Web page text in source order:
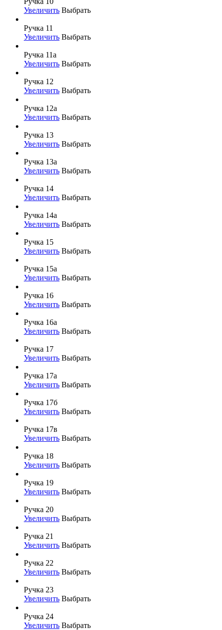
Увеличить Выбрать
Ручка 11
Увеличить Выбрать
Ручка 11а
Увеличить Выбрать
Ручка 12
Увеличить Выбрать
Ручка 12а
Увеличить Выбрать
Ручка 13
Увеличить Выбрать
Ручка 13а
Увеличить Выбрать
Ручка 14
Увеличить Выбрать
Ручка 14а
Увеличить Выбрать
Ручка 15
Увеличить Выбрать
Ручка 15а
Увеличить Выбрать
Ручка 16
Увеличить Выбрать
Ручка 16а
Увеличить Выбрать
Ручка 17
Увеличить Выбрать
Ручка 17а
Увеличить Выбрать
Ручка 17б
Увеличить Выбрать
Ручка 17в
Увеличить Выбрать
Ручка 18
Увеличить Выбрать
Ручка 19
Увеличить Выбрать
Ручка 20
Увеличить Выбрать
Ручка 21
Увеличить Выбрать
Ручка 22
Увеличить Выбрать
Ручка 23
Увеличить Выбрать
Ручка 24
Увеличить Выбрать